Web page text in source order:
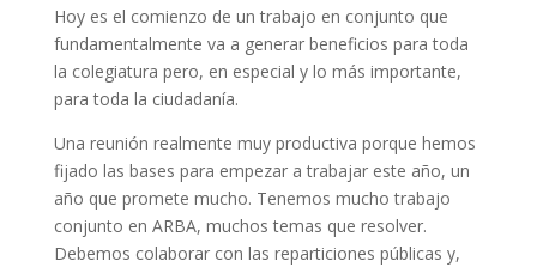
Hoy es el comienzo de un trabajo en conjunto que
fundamentalmente va a generar beneficios para toda
la colegiatura pero, en especial y lo más importante,
para toda la ciudadanía.
Una reunión realmente muy productiva porque hemos
fijado las bases para empezar a trabajar este año, un
año que promete mucho. Tenemos mucho trabajo
conjunto en ARBA, muchos temas que resolver.
Debemos colaborar con las reparticiones públicas y,